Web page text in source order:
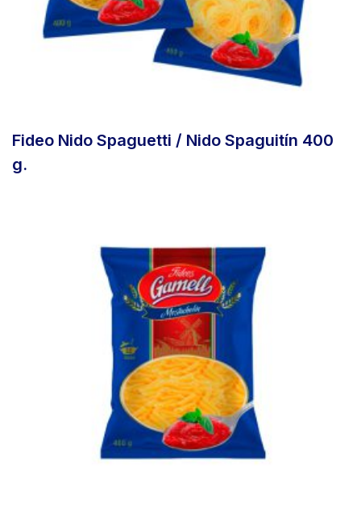
Fideo Nido Spaguetti / Nido Spaguitín 400
g.